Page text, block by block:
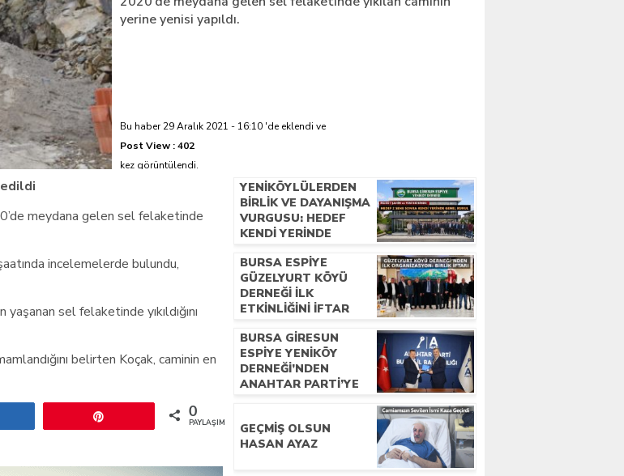
yerine yenisi yapıldı.
Bu haber 29 Aralık 2021 - 16:10 'de eklendi ve
Post View :402
kez görüntülendi.
meydana gelen sel felaketinde
incelemelerde bulundu,
sel felaketinde yıkıldığını
belirten Koçak, caminin en
0
PAYLAŞIMLAR
YENIKÖYLÜLERDEN
BIRLIK VE DAYANIŞMA
VURGUSU: HEDEF
KENDI YERINDE
BURSA ESPIYE
GÜZELYURT KÖYÜ
DERNEĞI İLK
ETKINLIĞINI İFTAR
BURSA GIRESUN
ESPIYE YENIKÖY
DERNEĞI’NDEN
ANAHTAR PARTI’YE
GEÇMIŞ OLSUN
HASAN AYAZ